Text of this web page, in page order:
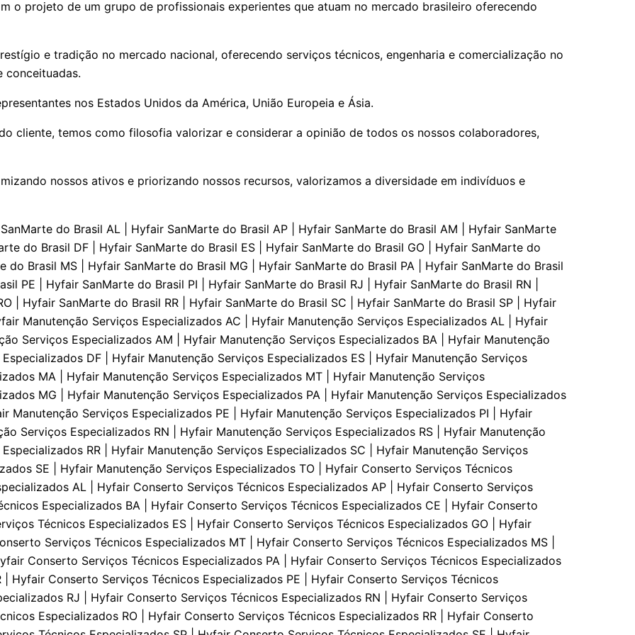
o projeto de um grupo de profissionais experientes que atuam no mercado brasileiro oferecendo
e tradição no mercado nacional, oferecendo serviços técnicos, engenharia e comercialização no
conceituadas.
nos Estados Unidos da América, União Europeia e Ásia.
cliente, temos como filosofia valorizar e considerar a opinião de todos os nossos colaboradores,
nossos ativos e priorizando nossos recursos, valorizamos a diversidade em indivíduos e
do Brasil AL | Hyfair SanMarte do Brasil AP | Hyfair SanMarte do Brasil AM | Hyfair SanMarte
do Brasil DF | Hyfair SanMarte do Brasil ES | Hyfair SanMarte do Brasil GO | Hyfair SanMarte do
Brasil MS | Hyfair SanMarte do Brasil MG | Hyfair SanMarte do Brasil PA | Hyfair SanMarte do Brasil
PE | Hyfair SanMarte do Brasil PI | Hyfair SanMarte do Brasil RJ | Hyfair SanMarte do Brasil RN |
| Hyfair SanMarte do Brasil RR | Hyfair SanMarte do Brasil SC | Hyfair SanMarte do Brasil SP | Hyfair
Manutenção Serviços Especializados AC | Hyfair Manutenção Serviços Especializados AL | Hyfair
Serviços Especializados AM | Hyfair Manutenção Serviços Especializados BA | Hyfair Manutenção
DF | Hyfair Manutenção Serviços Especializados ES | Hyfair Manutenção Serviços
MA | Hyfair Manutenção Serviços Especializados MT | Hyfair Manutenção Serviços
MG | Hyfair Manutenção Serviços Especializados PA | Hyfair Manutenção Serviços Especializados
Manutenção Serviços Especializados PE | Hyfair Manutenção Serviços Especializados PI | Hyfair
Serviços Especializados RN | Hyfair Manutenção Serviços Especializados RS | Hyfair Manutenção
RR | Hyfair Manutenção Serviços Especializados SC | Hyfair Manutenção Serviços
SE | Hyfair Manutenção Serviços Especializados TO | Hyfair Conserto Serviços Técnicos
AL | Hyfair Conserto Serviços Técnicos Especializados AP | Hyfair Conserto Serviços
Especializados BA | Hyfair Conserto Serviços Técnicos Especializados CE | Hyfair Conserto
Técnicos Especializados ES | Hyfair Conserto Serviços Técnicos Especializados GO | Hyfair
Serviços Técnicos Especializados MT | Hyfair Conserto Serviços Técnicos Especializados MS |
Conserto Serviços Técnicos Especializados PA | Hyfair Conserto Serviços Técnicos Especializados
Hyfair Conserto Serviços Técnicos Especializados PE | Hyfair Conserto Serviços Técnicos
RJ | Hyfair Conserto Serviços Técnicos Especializados RN | Hyfair Conserto Serviços
Especializados RO | Hyfair Conserto Serviços Técnicos Especializados RR | Hyfair Conserto